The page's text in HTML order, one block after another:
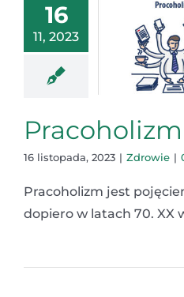
16
11, 2023
Pracoholizm
16 listopada, 2023 | Zdrowie |
Pracoholizm jest
dopiero w latach 70. XX